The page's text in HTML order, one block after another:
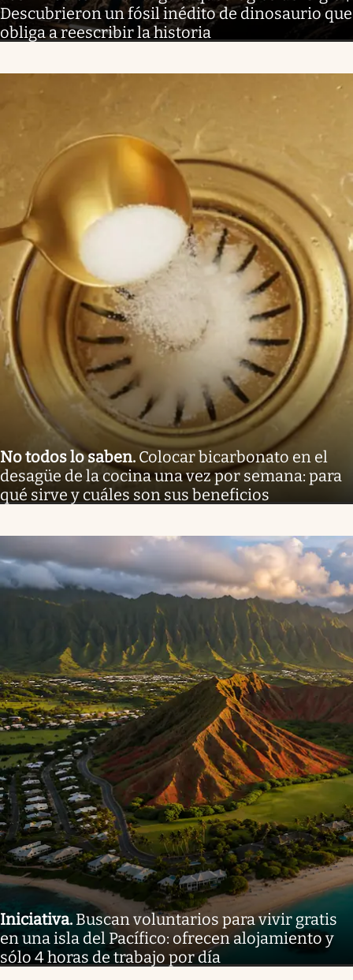
Descubrieron un fósil inédito de dinosaurio que
obliga a reescribir la historia
No todos lo saben. Colocar bicarbonato en el
desagüe de la cocina una vez por semana: para
qué sirve y cuáles son sus beneficios
Iniciativa. Buscan voluntarios para vivir gratis
en una isla del Pacífico: ofrecen alojamiento y
sólo 4 horas de trabajo por día